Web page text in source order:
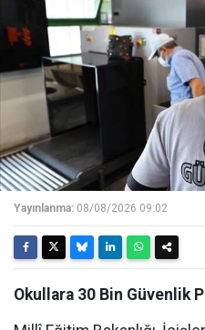
Yayınlanma: 08/08/2026 09:02
Okullara 30 Bin Güvenlik